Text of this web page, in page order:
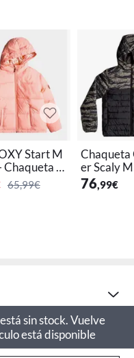
Start M
Chaqueta A
para Niño -
65,99€
Chaqueta
er Scaly
ño
76,99€
sin stock. Vuelve
está disponible